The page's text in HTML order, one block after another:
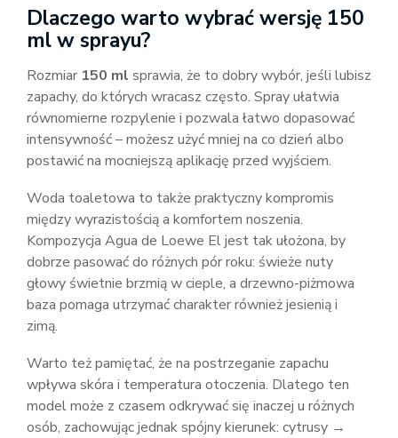
Dlaczego warto wybrać wersję 150
ml w sprayu?
Rozmiar 150 ml sprawia, że to dobry wybór, jeśli lubisz
zapachy, do których wracasz często. Spray ułatwia
równomierne rozpylenie i pozwala łatwo dopasować
intensywność – możesz użyć mniej na co dzień albo
postawić na mocniejszą aplikację przed wyjściem.
Woda toaletowa to także praktyczny kompromis
między wyrazistością a komfortem noszenia.
Kompozycja Agua de Loewe El jest tak ułożona, by
dobrze pasować do różnych pór roku: świeże nuty
głowy świetnie brzmią w cieple, a drzewno-piżmowa
baza pomaga utrzymać charakter również jesienią i
zimą.
Warto też pamiętać, że na postrzeganie zapachu
wpływa skóra i temperatura otoczenia. Dlatego ten
model może z czasem odkrywać się inaczej u różnych
osób, zachowując jednak spójny kierunek: cytrusy →